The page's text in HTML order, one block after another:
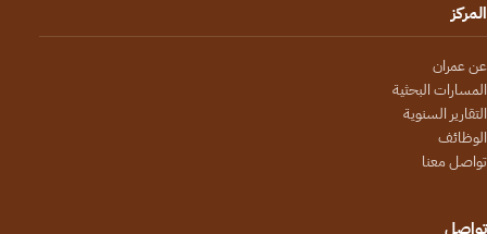
المركز
عن عمران
المسارات البحثية
التقارير السنوية
الوظائف
تواصل معنا
تواصل